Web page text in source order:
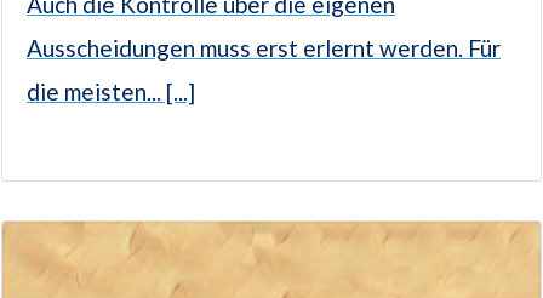
Ausscheidungen muss erst erlernt werden. Für
die meisten... [...]